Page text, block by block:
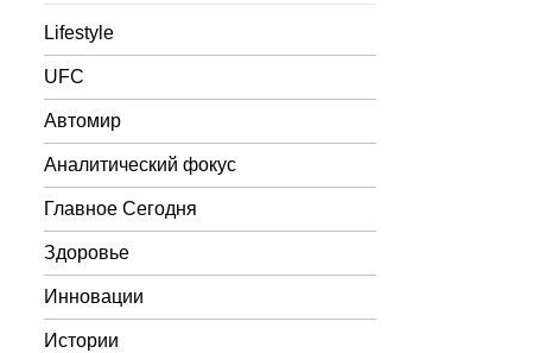
Lifestyle
UFC
Автомир
Аналитический фокус
Главное Сегодня
Здоровье
Инновации
Истории